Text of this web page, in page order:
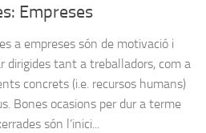
Empreses
a empreses són de motivació i
dirigides tant a treballadors, com a
concrets (i.e. recursos humans)
Bones ocasions per dur a terme
són l’inici...